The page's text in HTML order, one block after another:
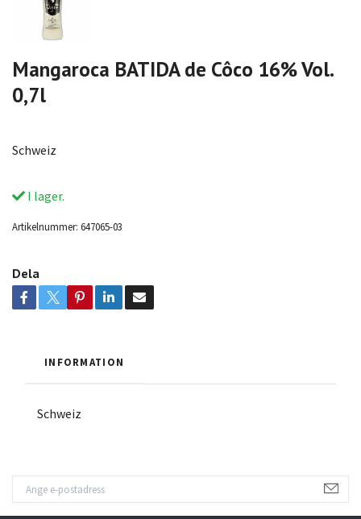
Mangaroca BATIDA de Côco 16% Vol.
0,7l
Schweiz
I lager.
Artikelnummer: 647065-03
Dela
INFORMATION
Schweiz